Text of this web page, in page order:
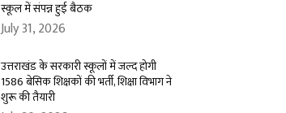
स्कूल में संपन्न हुई बैठक
July 31, 2026
उत्तराखंड के सरकारी स्कूलों में जल्द होगी
1586 बेसिक शिक्षकों की भर्ती, शिक्षा विभाग ने
शुरू की तैयारी